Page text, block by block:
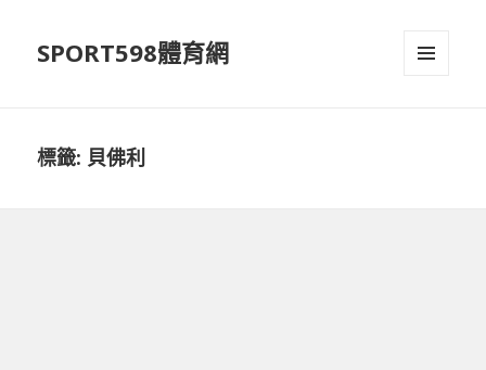
SPORT598體育網
標籤: 貝佛利